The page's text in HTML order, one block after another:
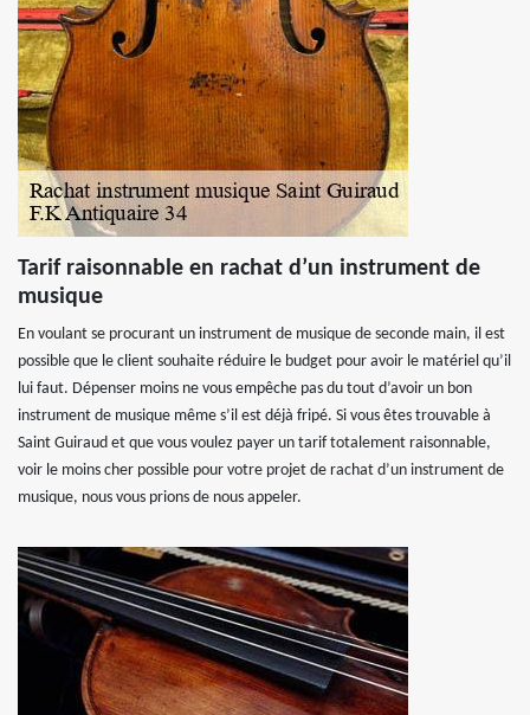
Tarif raisonnable en rachat d’un instrument de
musique
En voulant se procurant un instrument de musique de seconde main, il est
possible que le client souhaite réduire le budget pour avoir le matériel qu’il
lui faut. Dépenser moins ne vous empêche pas du tout d’avoir un bon
instrument de musique même s’il est déjà fripé. Si vous êtes trouvable à
Saint Guiraud et que vous voulez payer un tarif totalement raisonnable,
voir le moins cher possible pour votre projet de rachat d’un instrument de
musique, nous vous prions de nous appeler.